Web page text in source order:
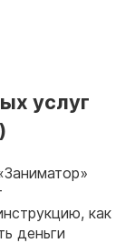
услуг
как
деньги